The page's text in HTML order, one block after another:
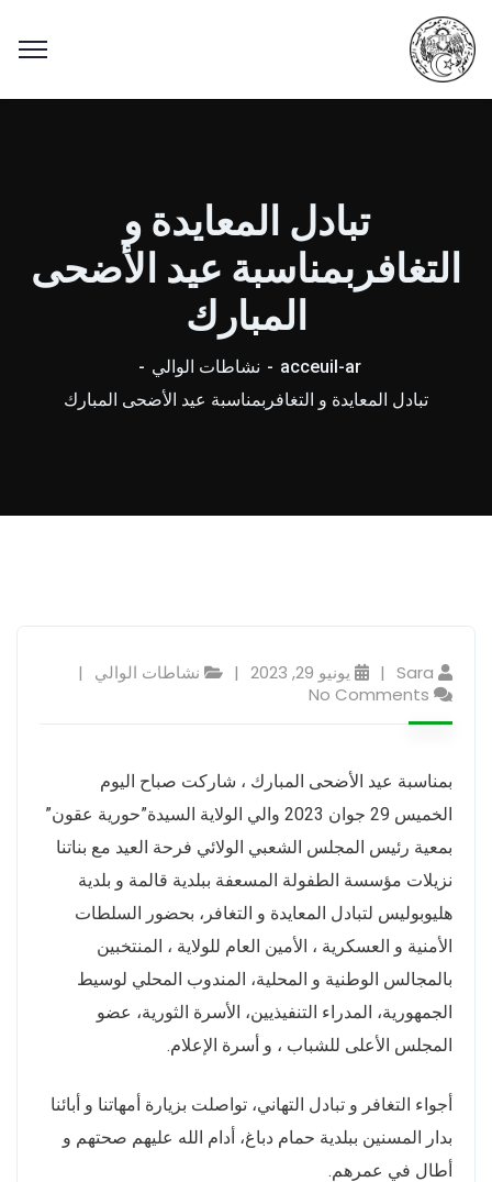
تبادل المعايدة و
التغافربمناسبة عيد الأضحى
المبارك
acceuil-ar
نشاطات الوالي
تبادل المعايدة و التغافربمناسبة عيد الأضحى المبارك
Sara يونيو 29, 2023
نشاطات الوالي
No Comments
بمناسبة عيد الأضحى المبارك ، شاركت صباح اليوم
الخميس 29 جوان 2023 والي الولاية السيدة”حورية عقون”
بمعية رئيس المجلس الشعبي الولائي فرحة العيد مع بناتنا
نزيلات مؤسسة الطفولة المسعفة ببلدية قالمة و بلدية
هليوبوليس لتبادل المعايدة و التغافر، بحضور السلطات
الأمنية و العسكرية ، الأمين العام للولاية ، المنتخبين
بالمجالس الوطنية و المحلية، المندوب المحلي لوسيط
الجمهورية، المدراء التنفيذيين، الأسرة الثورية، عضو
المجلس الأعلى للشباب ، و أسرة الإعلام.
أجواء التغافر و تبادل التهاني، تواصلت بزيارة أمهاتنا و أبائنا
بدار المسنين ببلدية حمام دباغ، أدام الله عليهم صحتهم و
أطال في عمرهم.